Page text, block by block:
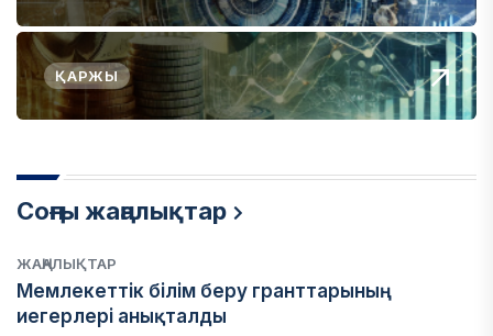
ҚАРЖЫ
Соңғы жаңалықтар
ЖАҢАЛЫҚТАР
Мемлекеттік білім беру гранттарының
иегерлері анықталды